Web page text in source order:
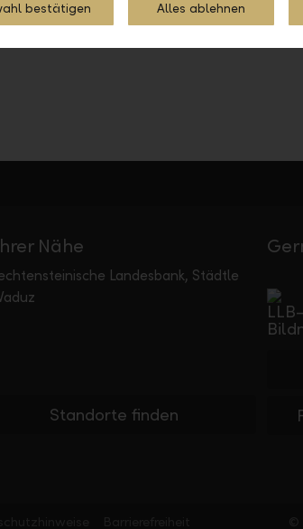
Teilen
Nähe
Standorte finden
bestätigen Alles ablehnen